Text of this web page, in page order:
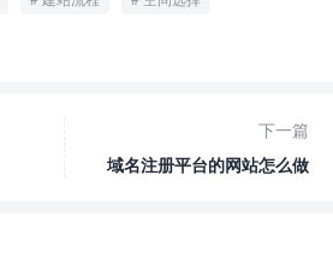
下一篇
域名注册平台的网站怎么做